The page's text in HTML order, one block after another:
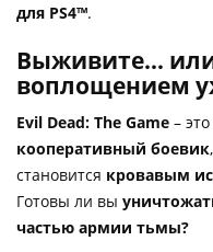
для PS4™.
Выживите…
воплощением
Evil Dead: The Game – это
кооперативный боевик
становится кровавым
Готовы ли вы
частью армии тьмы?